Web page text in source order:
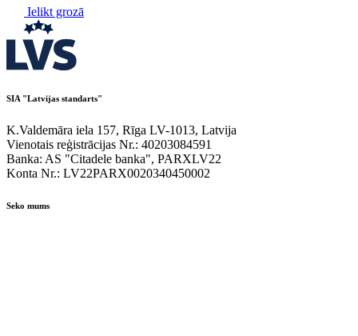
Ielikt grozā
SIA "Latvijas standarts"
K.Valdemāra iela 157, Rīga LV-1013, Latvija
Vienotais reģistrācijas Nr.: 40203084591
Banka: AS "Citadele banka", PARXLV22
Konta Nr.: LV22PARX0020340450002
Seko mums